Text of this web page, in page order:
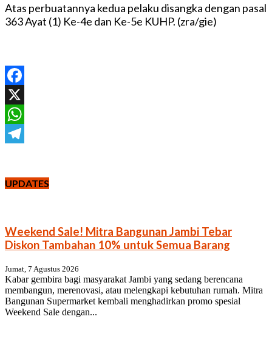
Atas perbuatannya kedua pelaku disangka dengan pasal
363 Ayat (1) Ke-4e dan Ke-5e KUHP. (zra/gie)
Facebook
X
WhatsApp
UPDATES
Weekend Sale! Mitra Bangunan Jambi Tebar
Diskon Tambahan 10% untuk Semua Barang
Jumat, 7 Agustus 2026
Kabar gembira bagi masyarakat Jambi yang sedang berencana
membangun, merenovasi, atau melengkapi kebutuhan rumah. Mitra
Bangunan Supermarket kembali menghadirkan promo spesial
Weekend Sale dengan...